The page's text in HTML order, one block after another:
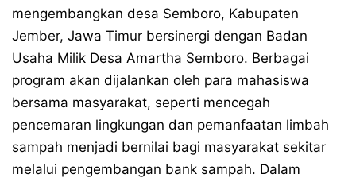
mengembangkan desa Semboro, Kabupaten
Jember, Jawa Timur bersinergi dengan Badan
Usaha Milik Desa Amartha Semboro. Berbagai
program akan dijalankan oleh para mahasiswa
bersama masyarakat, seperti mencegah
pencemaran lingkungan dan pemanfaatan limbah
sampah menjadi bernilai bagi masyarakat sekitar
melalui pengembangan bank sampah. Dalam